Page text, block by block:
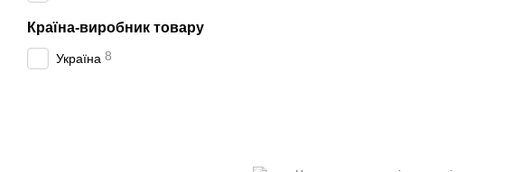
Країна-виробник товару
Україна 8